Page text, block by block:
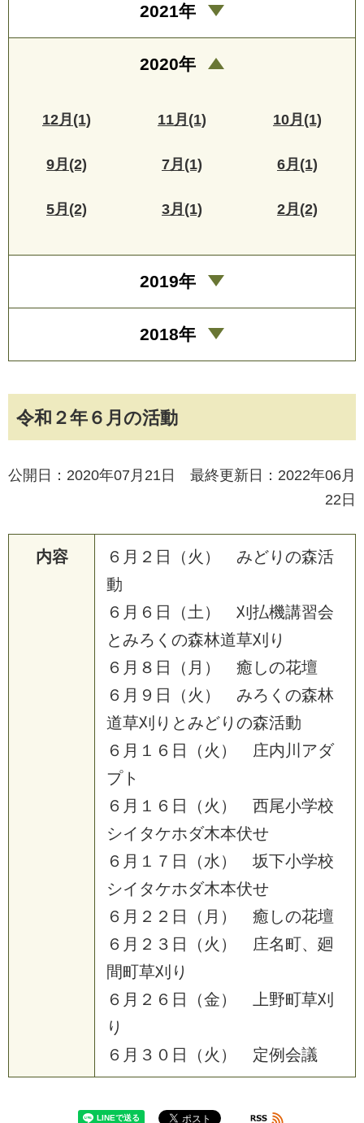
令和２年６月の活動
公開日：2020年07月21日 最終更新日：2022年06月
22日
内容 ６ 月 ２ 日 （ 火 ） みどり の森活
動
６ 月 ６ 日 （ 土 ） 刈 払機講習会
とみろ く の森林道草刈 り
６ 月 ８ 日 （ 月 ） 癒 しの花壇
６ 月 ９ 日 （ 火 ） みろ く の森林
道草刈 り とみどり の森活動
６ 月 １ ６ 日 （ 火 ） 庄内 川 アダ
プト
６ 月 １ ６ 日 （ 火 ） 西尾小学校
シイ タケホダ木本伏せ
６ 月 １ ７ 日 （水） 坂下小学校
シイ タケホダ木本伏せ
６ 月 ２ ２ 日 （ 月 ） 癒 しの花壇
６ 月 ２ ３ 日 （ 火 ） 庄名町、 廻
間町草刈 り
６ 月 ２ ６ 日 （金） 上野町草刈
り
６ 月 ３ ０ 日 （ 火 ） 定例会議
2021年
2020年
12月(1) 11月(1) 10月(1)
9月(2) 7月(1) 6月(1)
5月(2) 3月(1) 2月(2)
2019年
2018年